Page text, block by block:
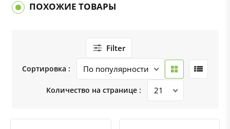
ПОХОЖИЕ ТОВАРЫ
Filter
Сортировка :
Количество на странице :